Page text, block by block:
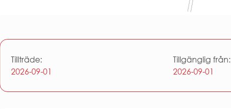
Gårdssäkerhet
Tillträde:
2026-09-01
Tillgänglig från:
2026-09-01